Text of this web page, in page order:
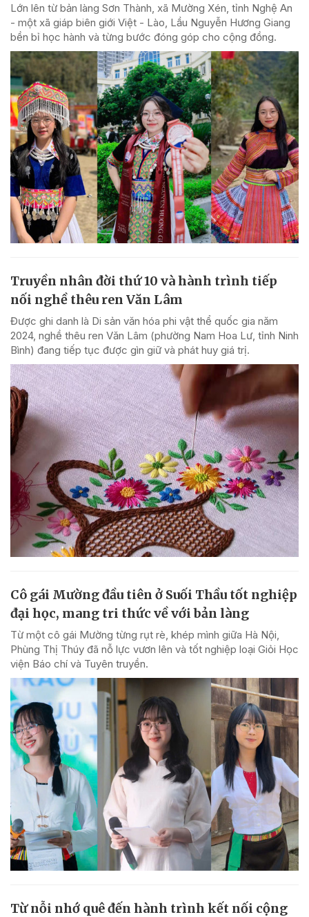
Lớn lên từ bản làng Sơn Thành, xã Mường Xén, tỉnh Nghệ An
- một xã giáp biên giới Việt - Lào, Lầu Nguyễn Hương Giang
bền bỉ học hành và từng bước đóng góp cho cộng đồng.
Truyền nhân đời thứ 10 và hành trình tiếp
nối nghề thêu ren Văn Lâm
Được ghi danh là Di sản văn hóa phi vật thể quốc gia năm
2024, nghề thêu ren Văn Lâm (phường Nam Hoa Lư, tỉnh Ninh
Bình) đang tiếp tục được gìn giữ và phát huy giá trị.
Cô gái Mường đầu tiên ở Suối Thầu tốt nghiệp
đại học, mang tri thức về với bản làng
Từ một cô gái Mường từng rụt rè, khép mình giữa Hà Nội,
Phùng Thị Thúy đã nỗ lực vươn lên và tốt nghiệp loại Giỏi Học
viện Báo chí và Tuyên truyền.
Từ nỗi nhớ quê đến hành trình kết nối cộng